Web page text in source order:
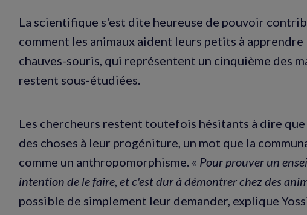
La scientifique s'est dite heureuse de pouvoir
comment les animaux aident leurs petits à
chauves-souris, qui représentent un cinquième des
restent sous-étudiées.
Les chercheurs restent toutefois hésitants à dire que
des choses à leur progéniture, un mot que la
comme un anthropomorphisme. « Pour prouver un
intention de le faire, et c'est dur à démontrer chez des
possible de simplement leur demander, explique